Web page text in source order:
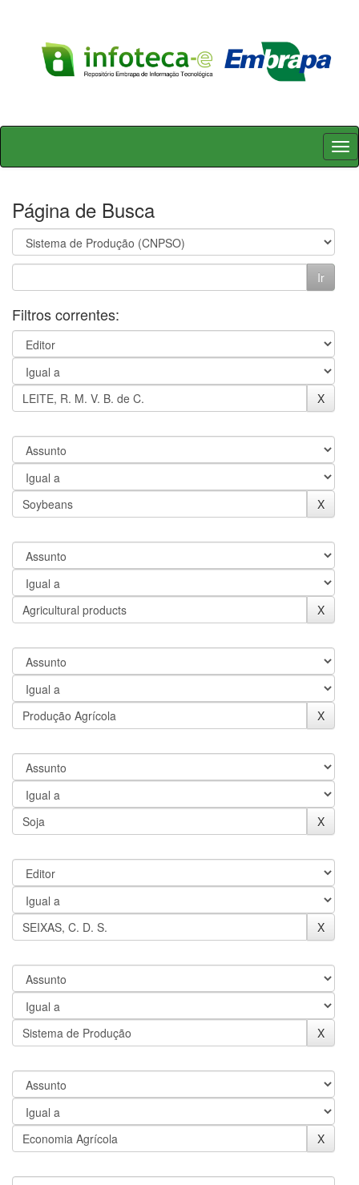
Skip
Página de Busca
Filtros correntes: